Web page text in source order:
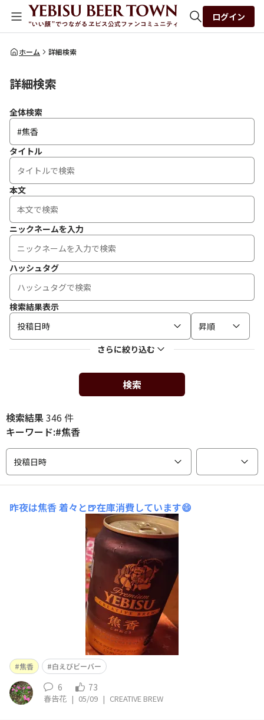
全体検索
ログイン
ホーム 詳細検索
詳細検索
全体検索
タイトル
本文
ニックネームを入力
ハッシュタグ
検索結果表示
投稿日時
昇順
さらに絞り込む
検索
検索結果346 件
キーワード:#焦香
投稿日時
昨夜は焦香着々と🍺在庫消費しています😄
焦香 白えびビーバー
6 73
春告花 | 05/09 | CREATIVE BREW